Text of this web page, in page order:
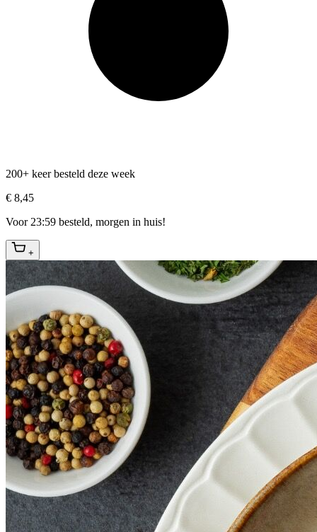
200+ keer besteld deze week
€ 8,45
Voor 23:59 besteld, morgen in huis!
+